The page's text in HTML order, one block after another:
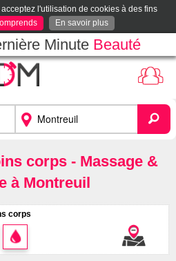
l'utilisation de cookies à des fins
En savoir plus
Minute Beauté
corps - Massage &
à Montreuil
corps